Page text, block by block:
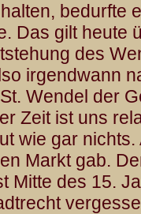
bedurfte
Das gilt heute
des
irgendwann
Wendel der
Zeit ist uns
wie gar
Markt gab.
Mitte des 15.